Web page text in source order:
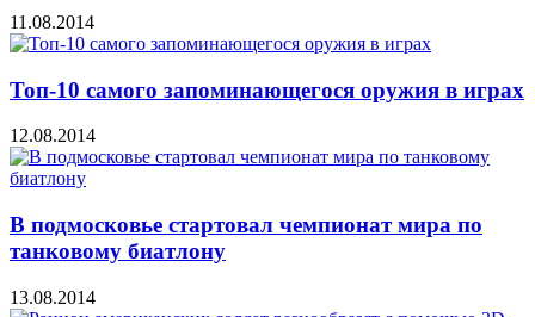
11.08.2014
Топ-10 самого запоминающегося оружия в играх
12.08.2014
В подмосковье стартовал чемпионат мира по
танковому биатлону
13.08.2014